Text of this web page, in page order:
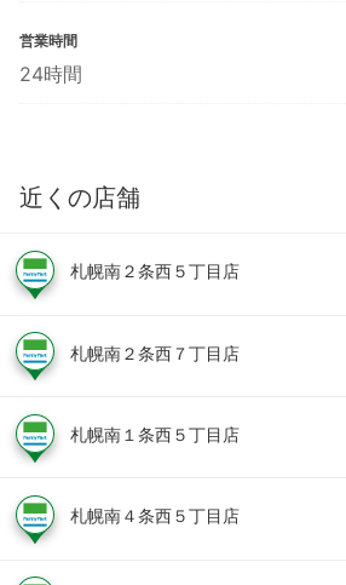
営業時間
24時間
近くの店舗
札幌南２条西５丁目店
札幌南２条西７丁目店
札幌南１条西５丁目店
札幌南４条西５丁目店